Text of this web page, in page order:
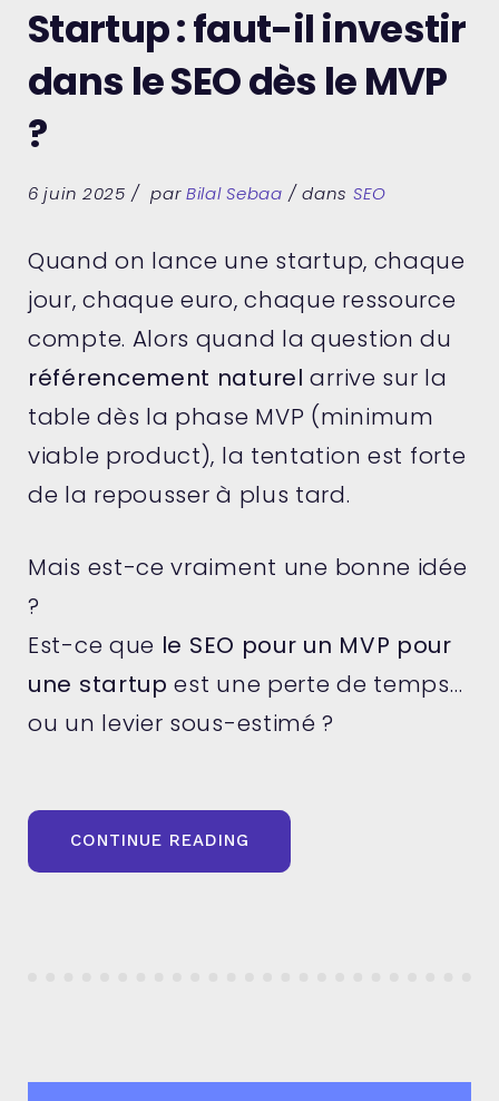
Startup : faut-il investir
dans le SEO dès le MVP
?
6 juin 2025 parBilal Sebaa dans SEO
Quand on lance une startup, chaque
jour, chaque euro, chaque ressource
compte. Alors quand la question du
référencement naturel arrive sur la
table dès la phase MVP (minimum
viable product), la tentation est forte
de la repousser à plus tard.
Mais est-ce vraiment une bonne idée
?
Est-ce que le SEO pour un MVP pour
une startup est une perte de temps…
ou un levier sous-estimé ?
CONTINUE READING
FAUT-